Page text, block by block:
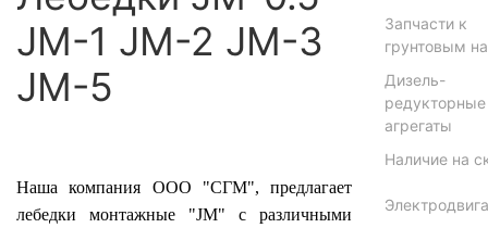
JM-1 JM-2 JM-3
JM-5
Наша компания ООО "СГМ", предлагает
лебедки монтажные "JM" с различными
Запчасти к
грунтовым
Дизель-
редукторные
агрегаты
Наличие на